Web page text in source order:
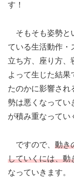
す！
そもそも姿勢と
ている生活動作・
立ち方、座り方、
よって生じた結果
たのかに影響され
勢は悪くなってい
が積み重なって
ですので、 動き
していくには、動
なっていきます。